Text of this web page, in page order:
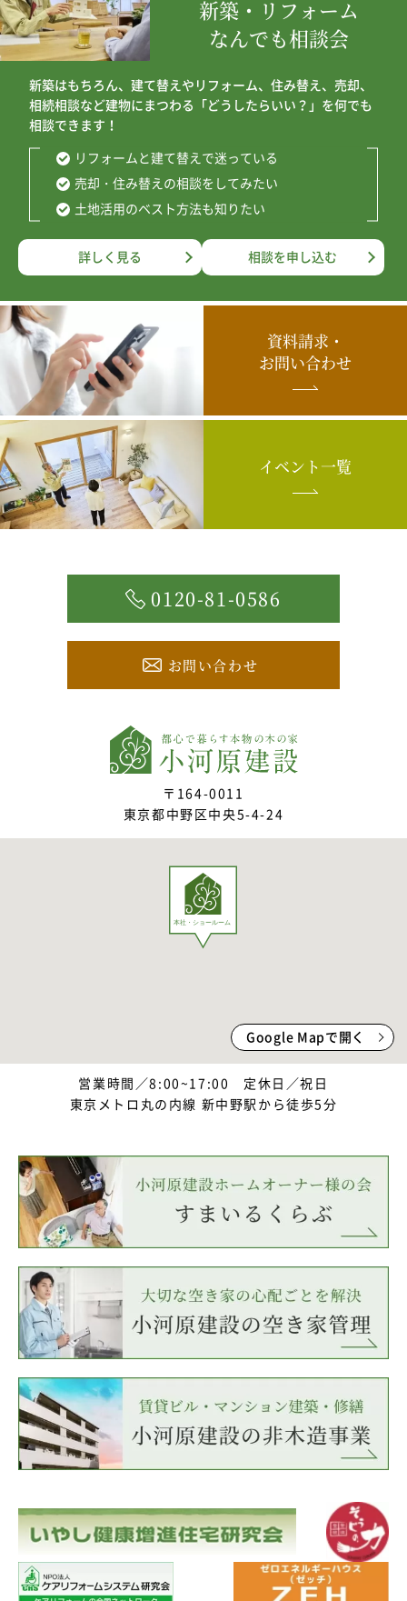
2025年12月
2025年7月
2025年4月
2025年3月
2025年2月
2024年12月
2024年3月
2023年11月
2023年10月
2023年9月
2023年7月
2023年6月
2023年5月
2023年4月
2023年3月
2023年1月
2022年12月
2022年10月
2022年9月
2022年8月
2022年5月
2022年4月
2020年5月
新築・リフォーム
なんでも相談会
新築はもちろん、建て替えやリフォーム、住み替え、売却、
相続相談など建物にまつわる「どうしたらいい？」を何でも
相談できます！
リフォームと建て替えで迷っている
売却・住み替えの相談をしてみたい
土地活用のベスト方法も知りたい
詳しく見る 相談を申し込む
資料請求・
お問い合わせ
イベント一覧
0120-81-0586
お問い合わせ
〒164-0011
東京都中野区中央5-4-24
Google Mapで開く
営業時間／8:00~17:00 定休日／祝日
東京メトロ丸の内線 新中野駅から徒歩5分